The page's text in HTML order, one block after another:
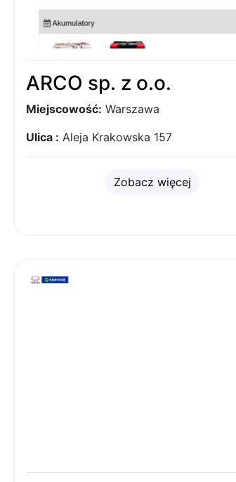
ARCO sp. z o.o.
Miejscowość: Warszawa
Ulica : Aleja Krakowska 157
Zobacz więcej